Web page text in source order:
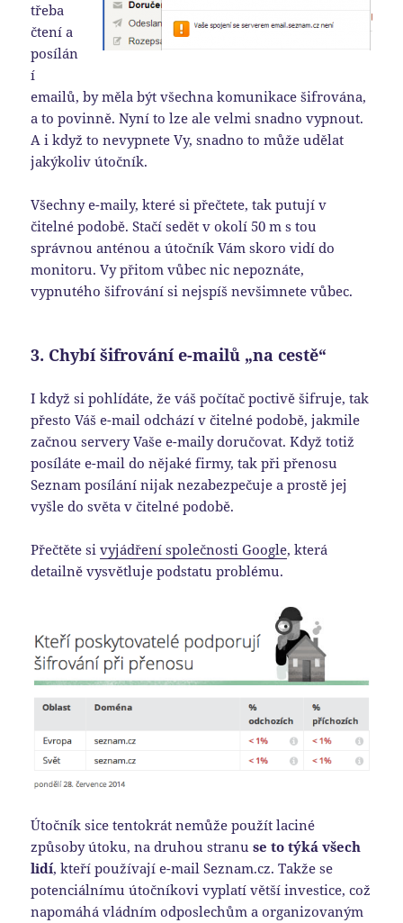
třeba
čtení a
posílán
í
emailů, by měla být všechna komunikace šifrována,
a to povinně. Nyní to lze ale velmi snadno vypnout.
A i když to nevypnete Vy, snadno to může udělat
jakýkoliv útočník.
Všechny e-maily, které si přečtete, tak putují v
čitelné podobě. Stačí sedět v okolí 50 m s tou
správnou anténou a útočník Vám skoro vidí do
monitoru. Vy přitom vůbec nic nepoznáte,
vypnutého šifrování si nejspíš nevšimnete vůbec.
3. Chybí šifrování e-mailů „na cestě“
I když si pohlídáte, že váš počítač poctivě šifruje, tak
přesto Váš e-mail odchází v čitelné podobě, jakmile
začnou servery Vaše e-maily doručovat. Když totiž
posíláte e-mail do nějaké firmy, tak při přenosu
Seznam posílání nijak nezabezpečuje a prostě jej
vyšle do světa v čitelné podobě.
Přečtěte sivyjádření společnosti Google, která
detailně vysvětluje podstatu problému.
Útočník sice tentokrát nemůže použít laciné
způsoby útoku, na druhou stranuse to týká všech
lidí, kteří používají e-mail Seznam.cz. Takže se
potenciálnímu útočníkovi vyplatí větší investice, což
napomáhá vládním odposlechům a organizovaným